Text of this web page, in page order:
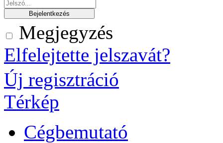
Megjegyzés
Elfelejtette jelszavát?
Új regisztráció
Térkép
Cégbemutató